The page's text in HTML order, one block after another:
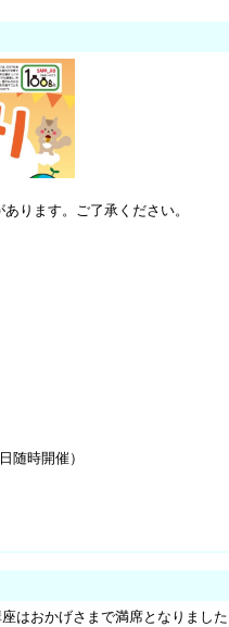
ります。ご了承ください。
随時開催）
はおかげさまで満席となりまし